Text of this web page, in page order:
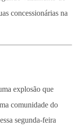
concessionárias na
explosão que
comunidade do
segunda-feira